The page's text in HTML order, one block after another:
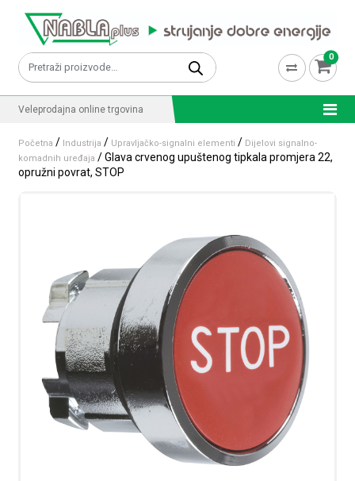
Pretraži: 0
Veleprodajna online trgovina
Početna / Industrija / Upravljačko-signalni elementi / Dijelovi signalno-
komadnih uređaja / Glava crvenog upuštenog tipkala promjera 22,
opružni povrat, STOP